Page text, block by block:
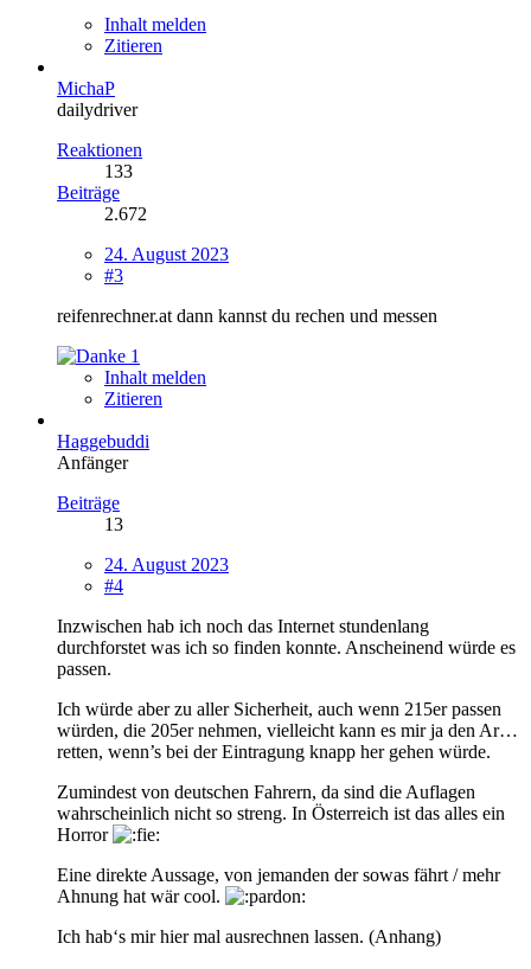
Inhalt melden
Zitieren
MichaP
dailydriver
Reaktionen
133
Beiträge
2.672
24. August 2023
#3
reifenrechner.at dann kannst du rechen und messen
1
Inhalt melden
Zitieren
Haggebuddi
Anfänger
Beiträge
13
24. August 2023
#4
Inzwischen hab ich noch das Internet stundenlang
durchforstet was ich so finden konnte. Anscheinend würde es
passen.
Ich würde aber zu aller Sicherheit, auch wenn 215er passen
würden, die 205er nehmen, vielleicht kann es mir ja den Ar…
retten, wenn’s bei der Eintragung knapp her gehen würde.
Zumindest von deutschen Fahrern, da sind die Auflagen
wahrscheinlich nicht so streng. In Österreich ist das alles ein
Horror
Eine direkte Aussage, von jemanden der sowas fährt / mehr
Ahnung hat wär cool.
Ich hab‘s mir hier mal ausrechnen lassen. (Anhang)